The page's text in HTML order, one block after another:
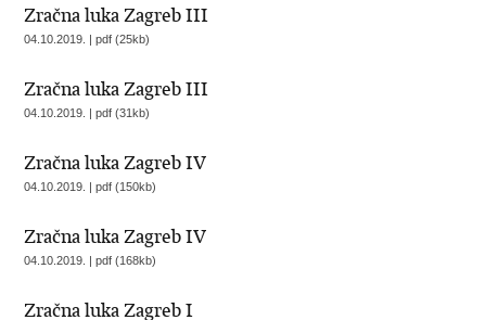
Zračna luka Zagreb III
04.10.2019. | pdf (25kb)
Zračna luka Zagreb III
04.10.2019. | pdf (31kb)
Zračna luka Zagreb IV
04.10.2019. | pdf (150kb)
Zračna luka Zagreb IV
04.10.2019. | pdf (168kb)
Zračna luka Zagreb I